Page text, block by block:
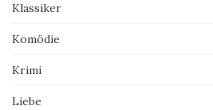
Klassiker
Komödie
Krimi
Liebe